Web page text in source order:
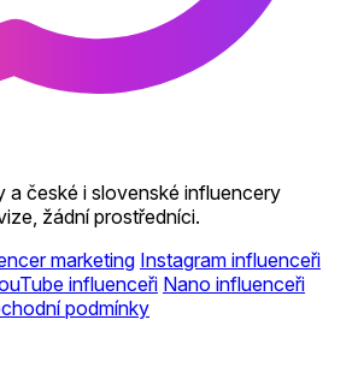
a české i slovenské influencery
žádní prostředníci.
marketing Instagram influenceři
influenceři Nano influenceři
podmínky